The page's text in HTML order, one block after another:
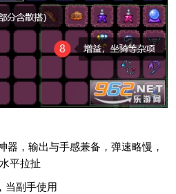
器，输出与手感兼备，弹速略慢，
平拉扯
当副手使用